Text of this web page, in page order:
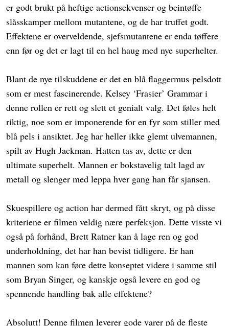
er godt brukt på heftige actionsekvenser og beintøffe
slåsskamper mellom mutantene, og de har truffet godt.
Effektene er overveldende, sjefsmutantene er enda tøffere
enn før og det er lagt til en hel haug med nye superhelter.
Blant de nye tilskuddene er det en blå flaggermus-pelsdott
som er mest fascinerende. Kelsey ‘Frasier’ Grammar i
denne rollen er rett og slett et genialt valg. Det føles helt
riktig, noe som er imponerende for en fyr som stiller med
blå pels i ansiktet. Jeg har heller ikke glemt ulvemannen,
spilt av Hugh Jackman. Hatten tas av, dette er den
ultimate superhelt. Mannen er bokstavelig talt lagd av
metall og slenger med leppa hver gang han får sjansen.
Skuespillere og action har dermed fått skryt, og på disse
kriteriene er filmen veldig nære perfeksjon. Dette visste vi
også på forhånd, Brett Ratner kan å lage ren og god
underholdning, det har han bevist tidligere. Er han
mannen som kan føre dette konseptet videre i samme stil
som Bryan Singer, og kanskje også levere en god og
spennende handling bak alle effektene?
Absolutt! Denne filmen leverer gode varer på de fleste